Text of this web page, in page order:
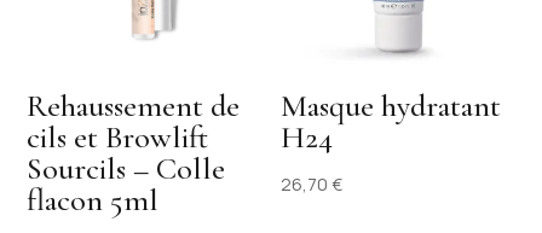
Rehaussement de
cils et Browlift
Sourcils – Colle
flacon 5ml
Masque hydratant
H24
26,70€